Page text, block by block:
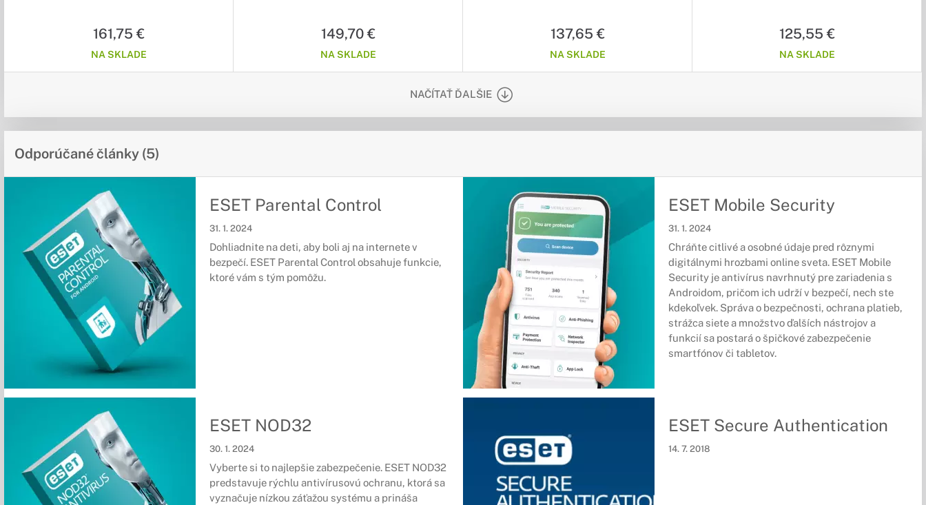
161,75 €
NA SKLADE
149,70 €
NA SKLADE
137,65 €
NA SKLADE
125,55 €
NA SKLADE
NAČÍTAŤ ĎALŠIE
Odporúčané články (5)
ESET Parental Control
31. 1. 2024
Dohliadnite na deti, aby boli aj na internete v
bezpečí. ESET Parental Control obsahuje funkcie,
ktoré vám s tým pomôžu.
ESET Mobile Security
31. 1. 2024
Chráňte citlivé a osobné údaje pred rôznymi
digitálnymi hrozbami online sveta. ESET Mobile
Security je antivírus navrhnutý pre zariadenia s
Androidom, pričom ich udrží v bezpečí, nech ste
kdekoľvek. Správa o bezpečnosti, ochrana platieb,
strážca siete a množstvo ďalších nástrojov a
funkcií sa postará o špičkové zabezpečenie
smartfónov či tabletov.
ESET NOD32
30. 1. 2024
Vyberte si to najlepšie zabezpečenie. ESET NOD32
predstavuje rýchlu antivírusovú ochranu, ktorá sa
vyznačuje nízkou záťažou systému a prináša
ESET Secure Authentication
14. 7. 2018